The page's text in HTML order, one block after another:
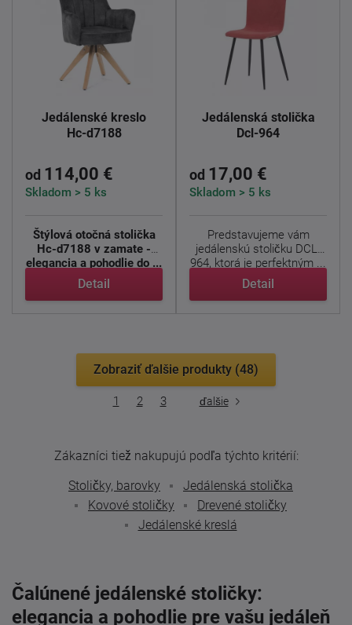
Jedálenské kreslo
Hc-d7188
od 114,00 €
Skladom > 5 ks
Štýlová otočná stolička
Hc-d7188 v zamate -
elegancia a pohodlie do ...
Detail
Jedálenská stolička
Dcl-964
od 17,00 €
Skladom > 5 ks
Predstavujeme vám
jedálenskú stoličku DCL-
964, ktorá je perfektným ...
Detail
Zobraziť ďalšie produkty (48)
3
2
1 ďalšie
Zákazníci tiež nakupujú podľa týchto kritérií:
Stoličky, barovky
Jedálenská stolička
Kovové stoličky
Drevené stoličky
Jedálenské kreslá
Čalúnené jedálenské stoličky:
elegancia a pohodlie pre vašu jedáleň